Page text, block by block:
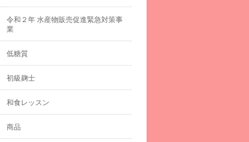
令和２年 水産物販売促進緊急対策事
業
低糖質
初級麹士
和食レッスン
商品